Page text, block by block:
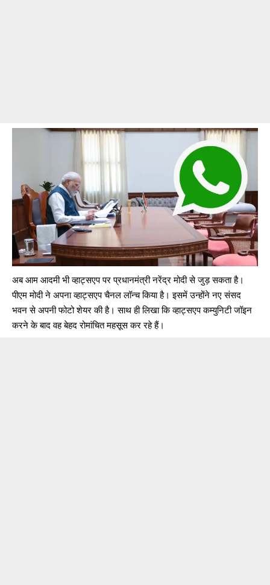
अब आम आदमी भी व्हाट्सएप पर प्रधानमंत्री नरेंद्र मोदी से जुड़ सकता है।
पीएम मोदी ने अपना व्हाट्सएप चैनल लॉन्च किया है। इसमें उन्होंने नए संसद
भवन से अपनी फोटो शेयर की है। साथ ही लिखा कि व्हाट्सएप कम्युनिटी जॉइन
करने के बाद वह बेहद रोमांचित महसूस कर रहे हैं।